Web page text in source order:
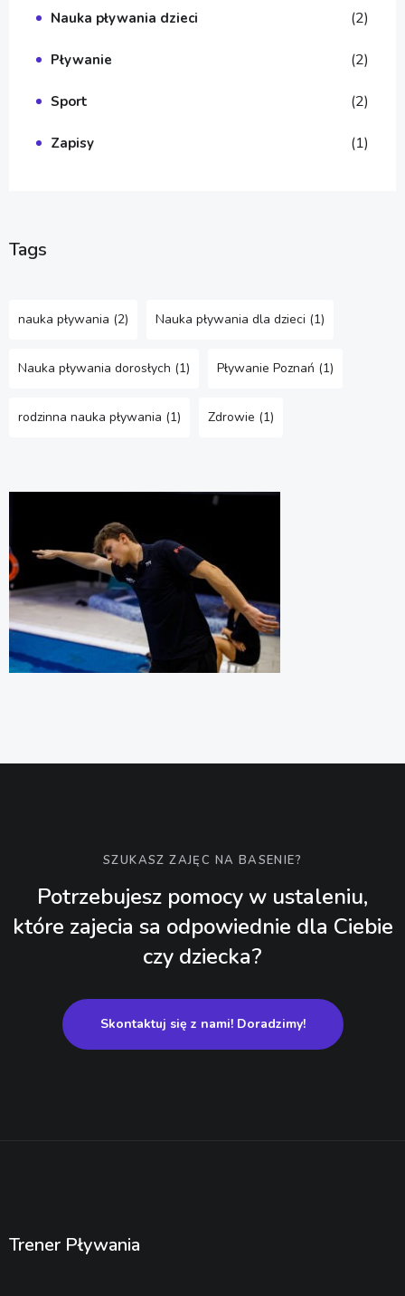
Nauka pływania dzieci (2)
Pływanie (2)
Sport (2)
Zapisy (1)
Tags
nauka pływania (2) Nauka pływania dla dzieci (1)
Nauka pływania dorosłych (1) Pływanie Poznań (1)
rodzinna nauka pływania (1) Zdrowie (1)
SZUKASZ ZAJĘC NA BASENIE?
Potrzebujesz pomocy w ustaleniu,
które zajecia sa odpowiednie dla Ciebie
czy dziecka?
Skontaktuj się z nami! Doradzimy!
Trener Pływania